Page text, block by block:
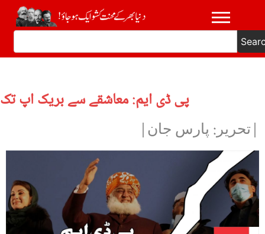
پی ڈی ایم: معاشقے سے بریک اپ تک
|تحریر: پارس جان|